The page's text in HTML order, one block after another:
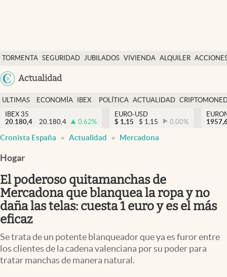
TORMENTA SEGURIDAD JUBILADOS VIVIENDA ALQUILER
USA
Actualidad
Economía y finanzas
Política
Actualidad
Criptomonedas
España
ULTIMAS
NOTICIAS
ECONOMÍA
FINANZAS
IBEX
EURO
POLÍTICA ACTUALIDAD
IBEX 35
20.180,4
20.180,4 0.62%
EURO-USD
$ 1,15 $ 1,15 0.00%
Cronista España Actualidad Mercadona
Hogar
El poderoso quitamanchas de
Mercadona que blanquea la ropa y no
daña las telas: cuesta 1 euro y es el más
eficaz
Se trata de un potente blanqueador que ya es furor entre
los clientes de la cadena valenciana por su poder para
tratar manchas de manera natural.